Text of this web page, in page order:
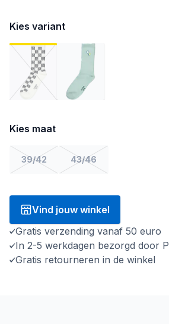
Kies variant
Kies maat
39/42 43/46
Vind jouw winkel
Gratis verzending vanaf 50 euro
In 2-5 werkdagen bezorgd door
Gratis retourneren in de winkel